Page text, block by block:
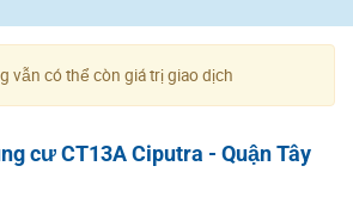
vẫn có thể còn giá trị giao dịch
cư CT13A Ciputra - Quận Tây